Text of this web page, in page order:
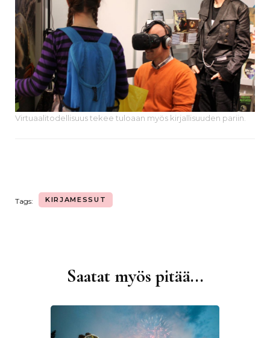
Virtuaalitodellisuus tekee tuloaan myös kirjallisuuden pariin.
Tags: KIRJAMESSUT
Saatat myös pitää...